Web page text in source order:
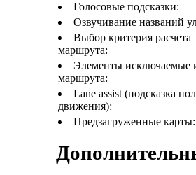
Голосовые подсказки:
Озвучивание названий
Выбор критерия расчета
маршрута:
Элементы исключаемые
маршрута:
Lane assist (подсказка
движения):
Предзагруженные карты: